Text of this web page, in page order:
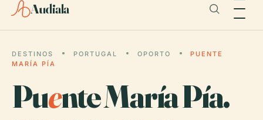
Audiala
DESTINOS PORTUGAL OPORTO
PUENTE
MARÍA PÍA
Puente María Pía.